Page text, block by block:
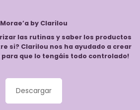
Morae’a by Clarilou
las rutinas y saber los productos
si? Clarilou nos ha ayudado a crear
que lo tengáis todo controlado!
Descargar